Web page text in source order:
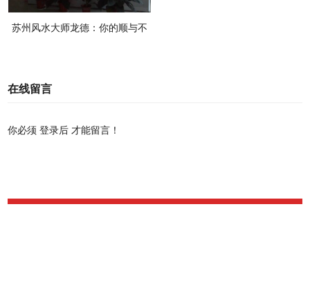
苏州风水大师龙德：你的顺与不
在线留言
你必须登录后 才能留言！